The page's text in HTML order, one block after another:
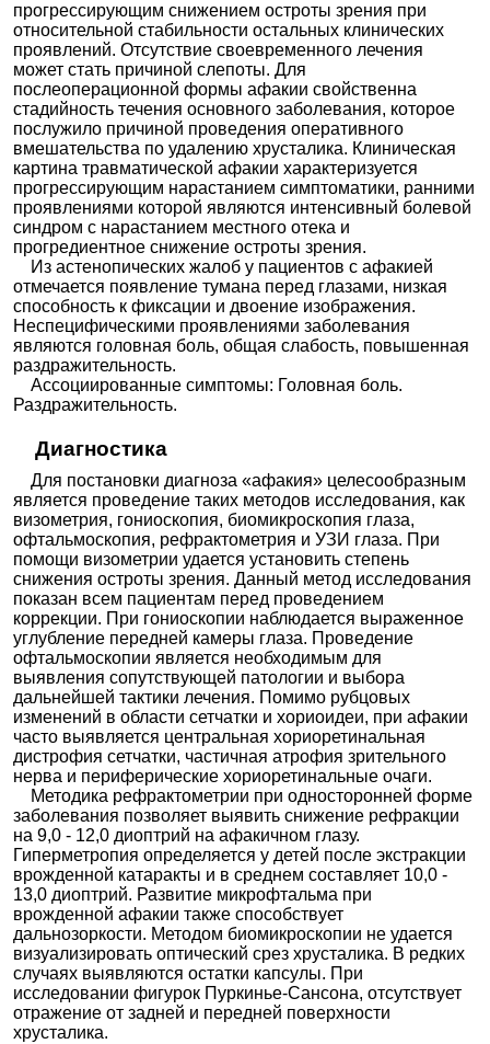
прогрессирующим снижением остроты зрения при
относительной стабильности остальных клинических
проявлений. Отсутствие своевременного лечения
может стать причиной слепоты. Для
послеоперационной формы афакии свойственна
стадийность течения основного заболевания, которое
послужило причиной проведения оперативного
вмешательства по удалению хрусталика. Клиническая
картина травматической афакии характеризуется
прогрессирующим нарастанием симптоматики, ранними
проявлениями которой являются интенсивный болевой
синдром с нарастанием местного отека и
прогредиентное снижение остроты зрения.
Из астенопических жалоб у пациентов с афакией
отмечается появление тумана перед глазами, низкая
способность к фиксации и двоение изображения.
Неспецифическими проявлениями заболевания
являются головная боль, общая слабость, повышенная
раздражительность.
Ассоциированные симптомы: Головная боль.
Раздражительность.
Диагностика
Для постановки диагноза «афакия» целесообразным
является проведение таких методов исследования, как
визометрия, гониоскопия, биомикроскопия глаза,
офтальмоскопия, рефрактометрия и УЗИ глаза. При
помощи визометрии удается установить степень
снижения остроты зрения. Данный метод исследования
показан всем пациентам перед проведением
коррекции. При гониоскопии наблюдается выраженное
углубление передней камеры глаза. Проведение
офтальмоскопии является необходимым для
выявления сопутствующей патологии и выбора
дальнейшей тактики лечения. Помимо рубцовых
изменений в области сетчатки и хориоидеи, при афакии
часто выявляется центральная хориоретинальная
дистрофия сетчатки, частичная атрофия зрительного
нерва и периферические хориоретинальные очаги.
Методика рефрактометрии при односторонней форме
заболевания позволяет выявить снижение рефракции
на 9,0 - 12,0 диоптрий на афакичном глазу.
Гиперметропия определяется у детей после экстракции
врожденной катаракты и в среднем составляет 10,0 -
13,0 диоптрий. Развитие микрофтальма при
врожденной афакии также способствует
дальнозоркости. Методом биомикроскопии не удается
визуализировать оптический срез хрусталика. В редких
случаях выявляются остатки капсулы. При
исследовании фигурок Пуркинье-Сансона, отсутствует
отражение от задней и передней поверхности
хрусталика.